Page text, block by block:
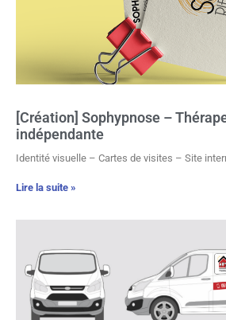
[Création] Sophypnose –
indépendante
Identité visuelle – Cartes de visites – Site
Lire la suite »